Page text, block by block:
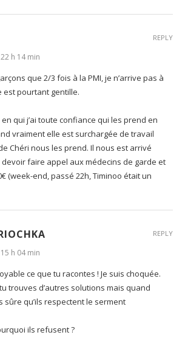
h 14 min
que 2/3 fois à la PMI, je n’arrive pas à
est pourtant gentille.
en qui j’ai toute confiance qui les prend en
vraiment elle est surchargée de travail
Chéri nous les prend. Il nous est arrivé
faire appel aux médecins de garde et
(week-end, passé 22h, Timinoo était un
REPLY
h 04 min
ce que tu racontes ! Je suis choquée.
trouves d’autres solutions mais quand
sûre qu’ils respectent le serment
ils refusent ?
REPLY